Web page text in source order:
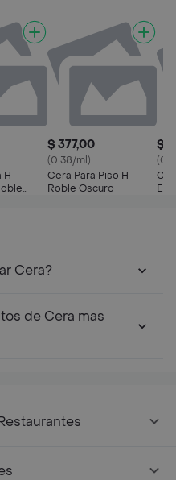
H
$ 377,00
(0.38/ml)
Cera Para Piso H
Roble Oscuro
$
Cera?
de Cera mas